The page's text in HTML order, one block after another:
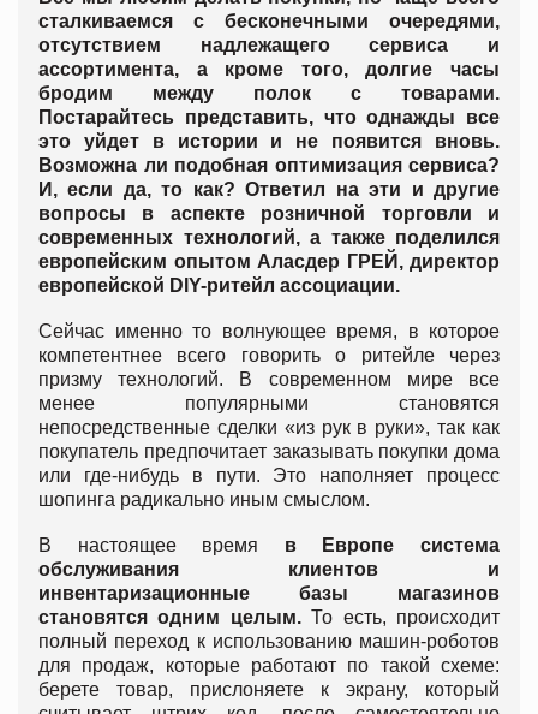
сталкиваемся с бесконечными очередями,
отсутствием надлежащего сервиса и
ассортимента, а кроме того, долгие часы
бродим между полок с товарами.
Постарайтесь представить, что однажды все
это уйдет в истории и не появится вновь.
Возможна ли подобная оптимизация сервиса?
И, если да, то как? Ответил на эти и другие
вопросы в аспекте розничной торговли и
современных технологий, а также поделился
европейским опытом Аласдер ГРЕЙ, директор
европейской DIY-ритейл ассоциации.
Сейчас именно то волнующее время, в которое
компетентнее всего говорить о ритейле через
призму технологий. В современном мире все
менее популярными становятся
непосредственные сделки «из рук в руки», так как
покупатель предпочитает заказывать покупки дома
или где-нибудь в пути. Это наполняет процесс
шопинга радикально иным смыслом.
В настоящее время в Европе система
обслуживания клиентов и
инвентаризационные базы магазинов
становятся одним целым.То есть, происходит
полный переход к использованию машин-роботов
для продаж, которые работают по такой схеме:
берете товар, прислоняете к экрану, который